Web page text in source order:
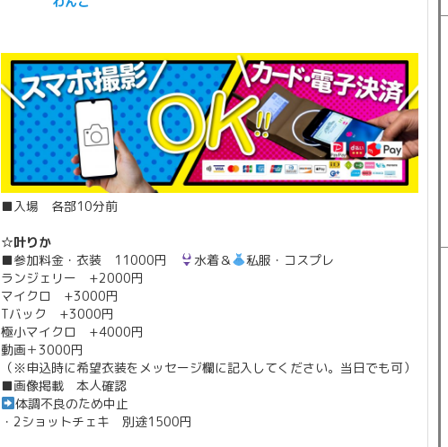
■入場 各部10分前
☆叶りか
■参加料金・衣装 11000円
水着＆
私服・コスプレ
ランジェリー +2000円
マイクロ +3000円
Tバック +3000円
極小マイクロ +4000円
動画＋3000円
（※申込時に希望衣装をメッセージ欄に記入してください。当日でも可）
■画像掲載 本人確認
体調不良のため中止
・2ショットチェキ 別途1500円